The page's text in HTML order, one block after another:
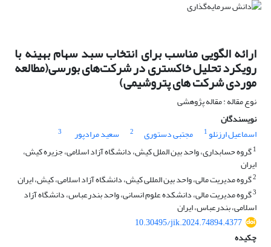
ارائه الگویی مناسب برای انتخاب سبد سهام بهینه با
رویکرد تحلیل خاکستری در شرکت‌های بورسی(مطالعه
موردی شرکت های پتروشیمی)
نوع مقاله : مقاله پژوهشی
نویسندگان
اسماعیل ارزنلو1 مجتبی دستوری 2 سعید مرادپور
3
1گروه حسابداری، واحد بین الملل کیش، دانشگاه آزاد اسلامی، جزیره کیش،
ایران
2گروه مدیریت مالی، واحد بین المللی کیش، دانشگاه آزاد اسلامی، کیش، ایران
3گروه مدیریت مالی، دانشکده علوم انسانی، واحد بندرعباس، دانشگاه آزاد
اسلامی، بندرعباس، ایران
10.30495/jik.2024.74894.4377
چکیده